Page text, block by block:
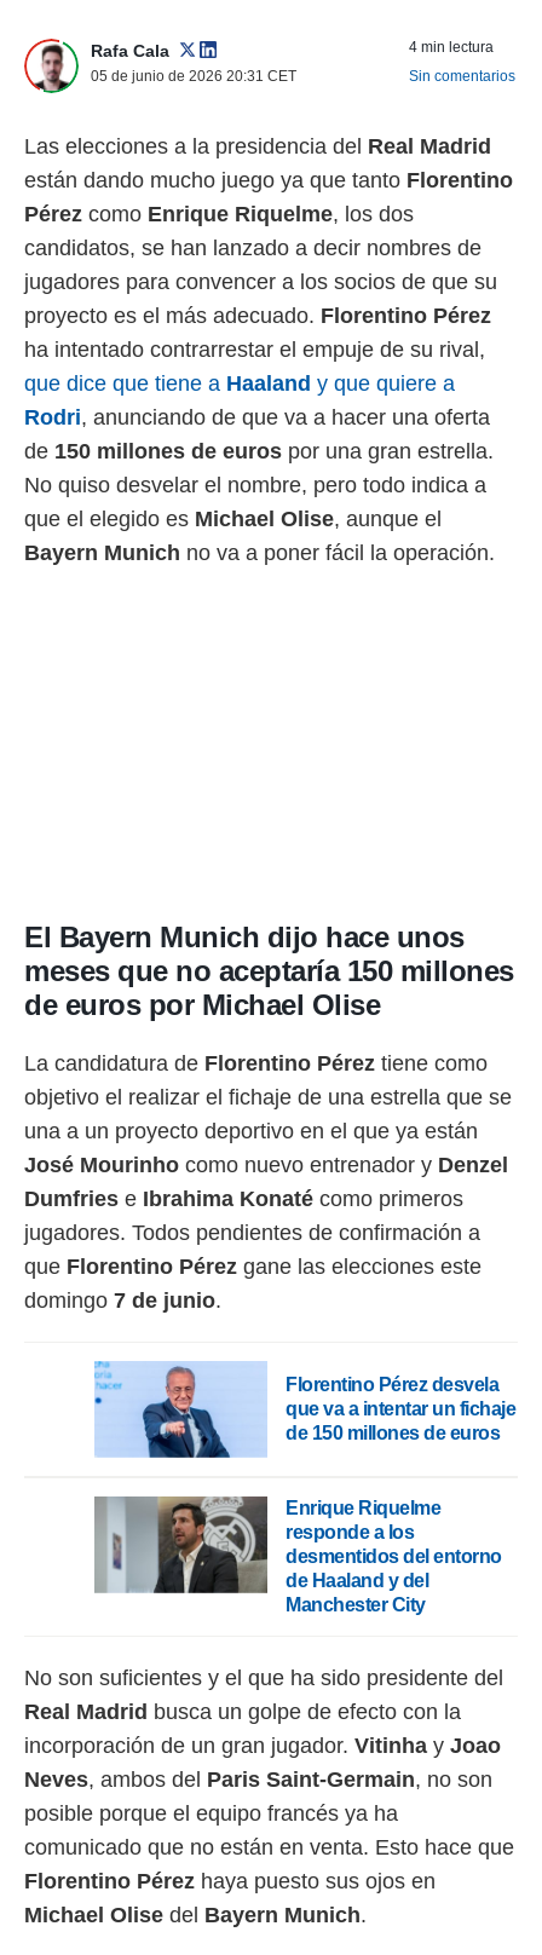
más
nuestra
y
de
disponible
cookies
de
Puedes
abono
únicos
similares
datos
momento
en
Rafa Cala
05 de junio de 2026 20:31 CET
4 min lectura
Sin comentarios
Las elecciones a la presidencia del Real Madrid
están dando mucho juego ya que tanto Florentino
Pérez como Enrique Riquelme, los dos
candidatos, se han lanzado a decir nombres de
jugadores para convencer a los socios de que su
proyecto es el más adecuado. Florentino Pérez
ha intentado contrarrestar el empuje de su rival,
que dice que tiene a Haaland y que quiere a
Rodri, anunciando de que va a hacer una oferta
de 150 millones de euros por una gran estrella.
No quiso desvelar el nombre, pero todo indica a
que el elegido es Michael Olise, aunque el
Bayern Munich no va a poner fácil la operación.
El Bayern Munich dijo hace unos
meses que no aceptaría 150 millones
de euros por Michael Olise
La candidatura de Florentino Pérez tiene como
objetivo el realizar el fichaje de una estrella que se
una a un proyecto deportivo en el que ya están
José Mourinho como nuevo entrenador y Denzel
Dumfries e Ibrahima Konaté como primeros
jugadores. Todos pendientes de confirmación a
que Florentino Pérez gane las elecciones este
domingo 7 de junio.
Florentino Pérez desvela
que va a intentar un fichaje
de 150 millones de euros
Enrique Riquelme
responde a los
desmentidos del entorno
de Haaland y del
Manchester City
No son suficientes y el que ha sido presidente del
Real Madrid busca un golpe de efecto con la
incorporación de un gran jugador. Vitinha y Joao
Neves, ambos del Paris Saint-Germain, no son
posible porque el equipo francés ya ha
comunicado que no están en venta. Esto hace que
Florentino Pérez haya puesto sus ojos en
Michael Olise del Bayern Munich.